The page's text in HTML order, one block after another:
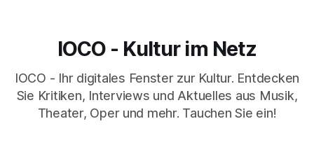
IOCO - Kultur im Netz
IOCO - Ihr digitales Fenster zur Kultur. Entdecken
Sie Kritiken, Interviews und Aktuelles aus Musik,
Theater, Oper und mehr. Tauchen Sie ein!